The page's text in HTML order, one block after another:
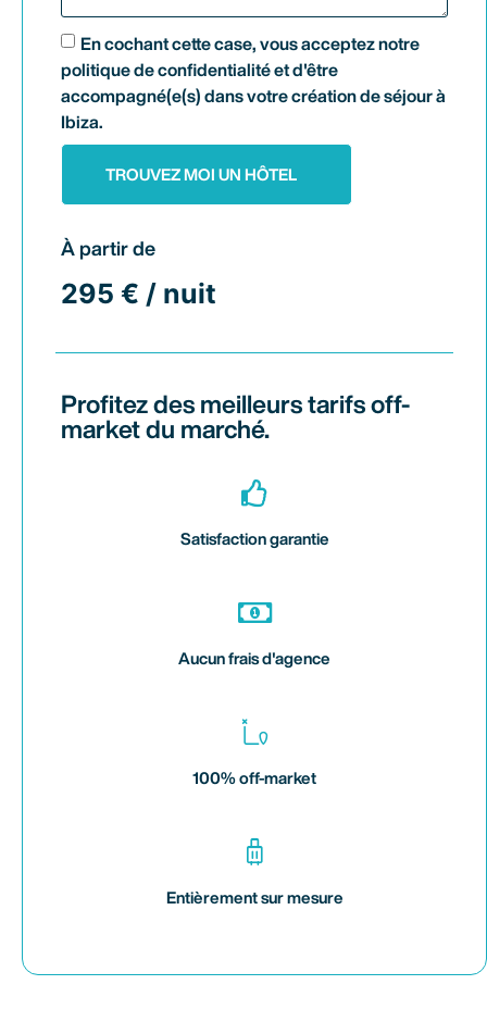
En cochant cette case, vous acceptez notre
politique de confidentialité et d'être
accompagné(e(s) dans votre création de séjour à
Ibiza.
TROUVEZ MOI UN HÔTEL
À partir de
295 € / nuit
Profitez des meilleurs tarifs off-
market du marché.
Satisfaction garantie
Aucun frais d'agence
100% off-market
Entièrement sur mesure